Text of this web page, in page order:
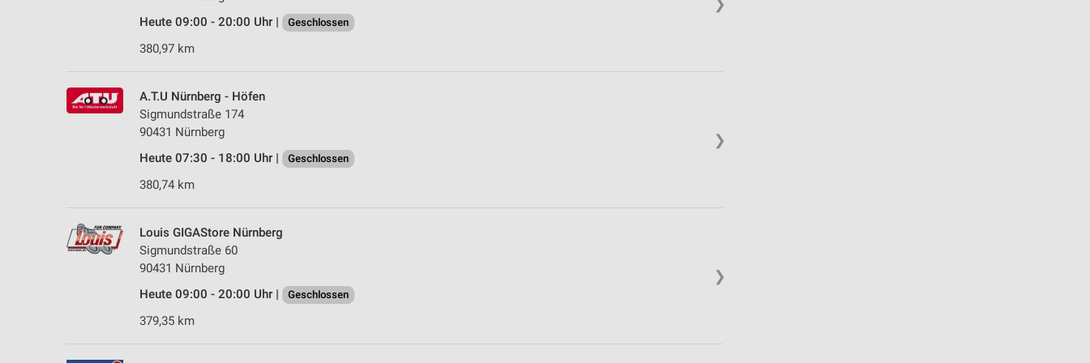
❯
Heute 09:00 - 20:00 Uhr |
Geschlossen
380,97 km
❯
A.T.U Nürnberg - Höfen
Sigmundstraße 174
90431 Nürnberg
Heute 07:30 - 18:00 Uhr |
Geschlossen
380,74 km
❯
Louis GIGAStore Nürnberg
Sigmundstraße 60
90431 Nürnberg
Heute 09:00 - 20:00 Uhr |
Geschlossen
379,35 km